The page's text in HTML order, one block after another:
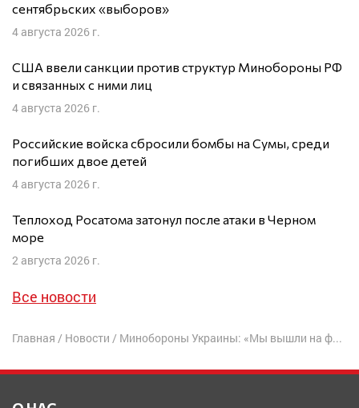
сентябрьских «выборов»
4 августа 2026 г.
США ввели санкции против структур Минобороны РФ
и связанных с ними лиц
4 августа 2026 г.
Российские войска сбросили бомбы на Сумы, среди
погибших двое детей
4 августа 2026 г.
Теплоход Росатома затонул после атаки в Черном
море
2 августа 2026 г.
Все новости
Главная / Новости / Минобороны Украины: «Мы вышли на финишную прямую перед контрнаступлением»